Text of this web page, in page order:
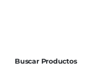
Buscar Productos